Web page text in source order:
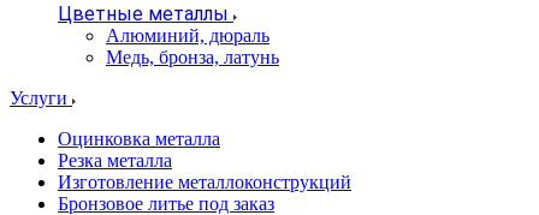
Цветные металлы
Алюминий, дюраль
Медь, бронза, латунь
Услуги
Оцинковка металла
Резка металла
Изготовление металлоконструкций
Бронзовое литье под заказ